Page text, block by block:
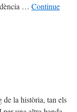
… Continue
la història, tan els